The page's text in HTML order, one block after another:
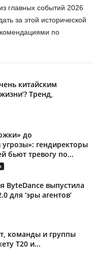
главных событий 2026
за этой исторической
по
китайским
Тренд,
до
угрозы»: гендиректоры
бьют тревогу по...
ByteDance выпустила
для ‘эры агентов’
команды и группы
T20 и...